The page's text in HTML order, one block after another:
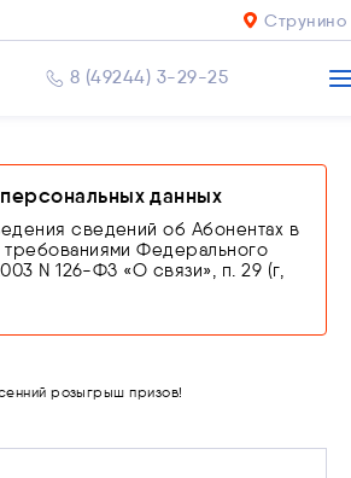
Струнино
8 (49244) 3-29-25
данных
сведений об Абонентах в
требованиями Федерального
N 126-ФЗ «О связи», п. 29 (г,
Постановлением
от 31.12.2021 N 2607
услуг связи путем
абонентом обязанности
розыгрыш призов!